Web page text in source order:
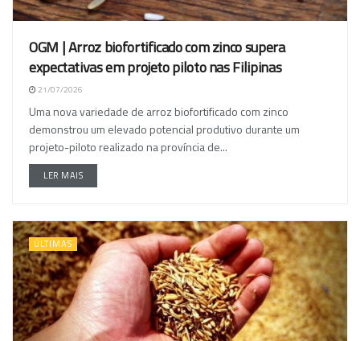
OGM | Arroz biofortificado com zinco supera
expectativas em projeto piloto nas Filipinas
21/07/2026
Uma nova variedade de arroz biofortificado com zinco
demonstrou um elevado potencial produtivo durante um
projeto-piloto realizado na província de...
LER MAIS
ÚLTIMAS